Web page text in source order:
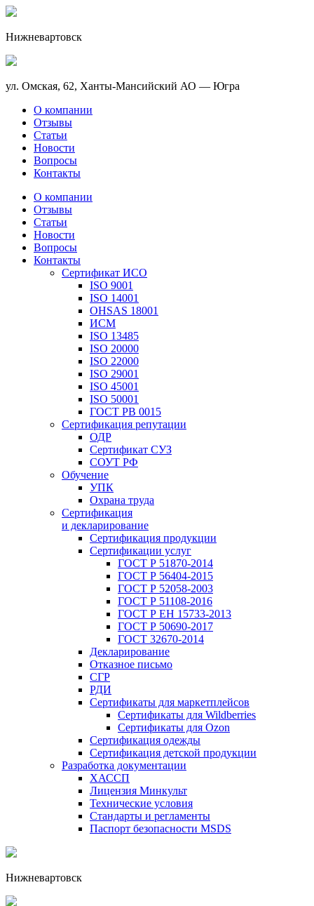
Нижневартовск
ул. Омская, 62, Ханты-Мансийский АО — Югра
О компании
Отзывы
Статьи
Новости
Вопросы
Контакты
О компании
Отзывы
Статьи
Новости
Вопросы
Контакты
Сертификат ИСО
ISO 9001
ISO 14001
OHSAS 18001
ИСМ
ISO 13485
ISO 20000
ISO 22000
ISO 29001
ISO 45001
ISO 50001
ГОСТ РВ 0015
Сертификация репутации
ОДР
Сертификат СУЗ
СОУТ РФ
Обучение
УПК
Охрана труда
Сертификация
и декларирование
Сертификация продукции
Сертификации услуг
ГОСТ Р 51870-2014
ГОСТ Р 56404-2015
ГОСТ Р 52058-2003
ГОСТ Р 51108-2016
ГОСТ Р ЕН 15733-2013
ГОСТ Р 50690-2017
ГОСТ 32670-2014
Декларирование
Отказное письмо
СГР
РДИ
Сертификаты для маркетплейсов
Сертификаты для Wildberries
Сертификаты для Ozon
Сертификация одежды
Сертификация детской продукции
Разработка документации
ХАССП
Лицензия Минкульт
Технические условия
Стандарты и регламенты
Паспорт безопасности MSDS
Нижневартовск